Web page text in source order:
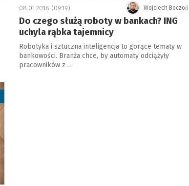
Wojciech Boczoń
08.01.2018 (09:19)
Do czego służą roboty w bankach? ING
uchyla rąbka tajemnicy
Robotyka i sztuczna inteligencja to gorące tematy w
bankowości. Branża chce, by automaty odciążyły
pracowników z …